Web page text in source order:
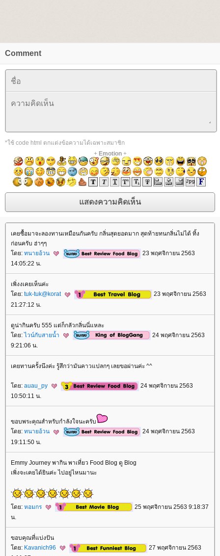
Comment
*ใช้ code html ตกแต่งข้อความได้เฉพาะสมาชิก
+ Emotion+
เคยซื้อมาจะลองทานเหมือนกันครับ กลิ่นสุดยอดมาก สุดท้ายทนกลิ่นไม่ได้ ทิ้ง
ก่อนครับ ฮ่าๆๆ
ดย: ทนายอ้วน
23 พฤศจิกายน 2563
14:05:22 น.
เพิ่งงเคยเห็นค่ะ
ดย: tuk-tuk@korat
23 พฤศจิกายน 2563
21:27:12 น.
ดูน่ากินครับ 555 แต่ก็กลัวกลิ่นนี่แหละ
ดย:ไวน์กับสายน้ำ
24 พฤศจิกายน 2563
9:21:06 น.
เคยทานครั้งนึงค่ะ รู้สึกว่ามันคาวแปลกๆ เลยขอผ่านค่ะ ^^
ดย: auau_py
24 พฤศจิกายน 2563
10:50:11 น.
ขอบพระคุณสำหรับกำลังใจนะครับ
ดย: ทนายอ้วน
24 พฤศจิกายน 2563
19:11:50 น.
Emmy Journey พากิน พาเที่ยว Food Blog ดู Blog
เพิ่งจะเคยได้ยินค่ะ ไปอยู่ไหนมานะ
ดย: หอมกร
25 พฤศจิกายน 2563 9:18:37
น.
ขอบคุณที่แบ่งปัน
ดย: Kavanich96
27 พฤศจิกายน 2563